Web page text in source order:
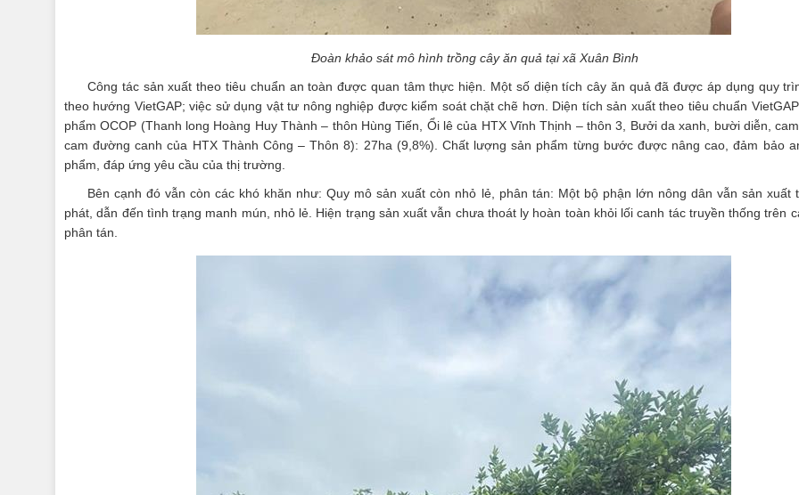
Đoàn khảo sát mô hình trồng cây ăn quả tại xã Xuân Bình
Công tác sản xuất theo tiêu chuẩn an toàn được quan tâm thực hiện. Một số diện tích cây ăn quả đã được áp dụng quy
theo hướng VietGAP; việc sử dụng vật tư nông nghiệp được kiểm soát chặt chẽ hơn. Diện tích sản xuất theo tiêu chuẩn
phẩm OCOP (Thanh long Hoàng Huy Thành – thôn Hùng Tiến, Ổi lê của HTX Vĩnh Thịnh – thôn 3, Bưởi da xanh, bười diễn, cam
cam đường canh của HTX Thành Công – Thôn 8): 27ha (9,8%). Chất lượng sản phẩm từng bước được nâng cao, đảm bảo
phẩm, đáp ứng yêu cầu của thị trường.
Bên cạnh đó vẫn còn các khó khăn như: Quy mô sản xuất còn nhỏ lẻ, phân tán: Một bộ phận lớn nông dân vẫn sản xuất
phát, dẫn đến tình trạng manh mún, nhỏ lẻ. Hiện trạng sản xuất vẫn chưa thoát ly hoàn toàn khỏi lối canh tác truyền thống trên
phân tán.